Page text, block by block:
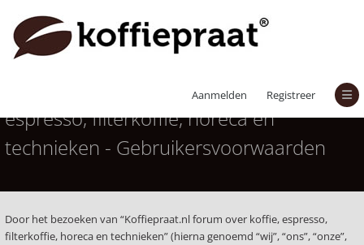
Aanmelden Registreer
Koffiepraat.nl forum over koffie,
espresso, filterkoffie, horeca en
technieken - Gebruikersvoorwaarden
Door het bezoeken van “Koffiepraat.nl forum over koffie, espresso,
filterkoffie, horeca en technieken” (hierna genoemd “wij”, “ons”, “onze”,